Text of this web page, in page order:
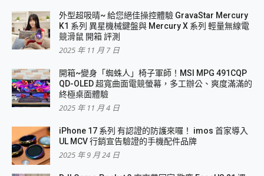
外型超吸晴~ 給您絕佳操控體驗 GravaStar Mercury
K1 系列 異星機械鍵盤與 Mercury X 系列 輕量無線電
競滑鼠 開箱 評測
2025 年 11 月 7 日
開箱~變身「蜘蛛人」椅子軍師！MSI MPG 491CQP
QD-OLED 超寬曲面電競螢幕，多工辦公、爽度滿滿的
終極桌面體驗
2025 年 11 月 4 日
iPhone 17 系列 有認證的防護來囉！ imos 首家導入
UL MCV 行銷宣告驗證的手機配件品牌
2025 年 9 月 24 日